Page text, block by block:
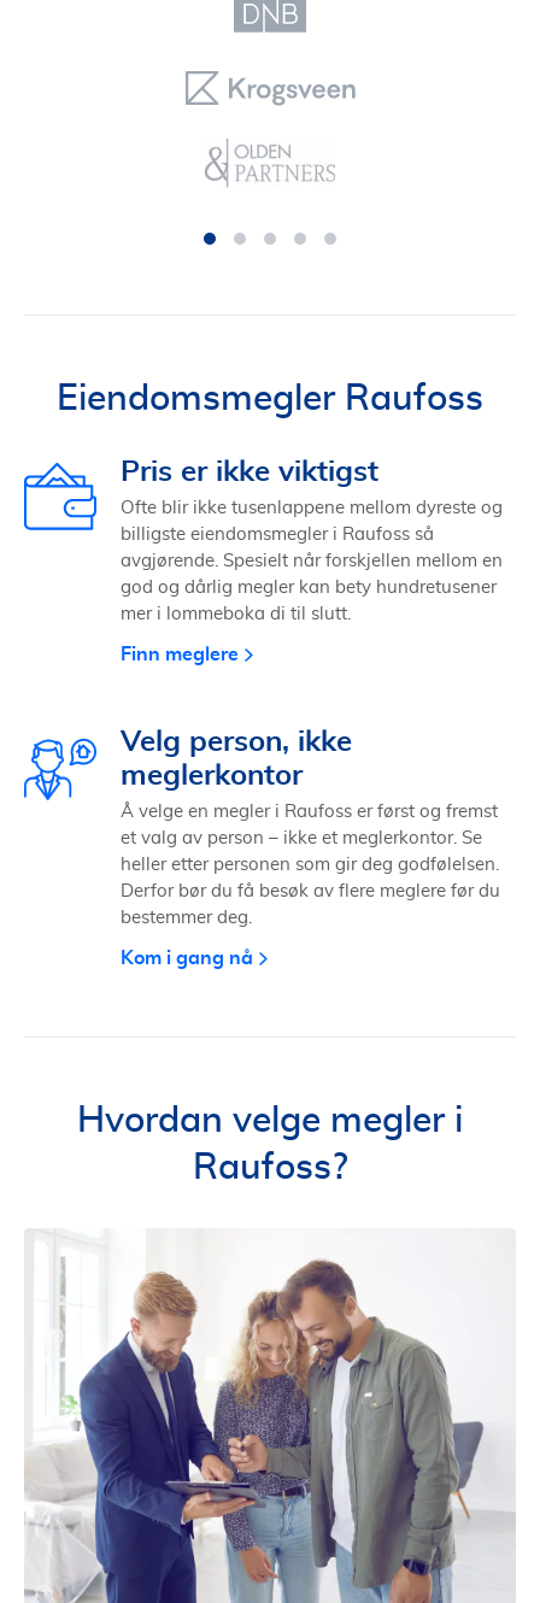
Eiendomsmegler Raufoss
Pris er ikke viktigst
Ofte blir ikke tusenlappene mellom dyreste og
billigste eiendomsmegler i Raufoss så
avgjørende. Spesielt når forskjellen mellom en
god og dårlig megler kan bety hundretusener
mer i lommeboka di til slutt.
Finn meglere
Velg person, ikke
meglerkontor
Å velge en megler i Raufoss er først og fremst
et valg av person – ikke et meglerkontor. Se
heller etter personen som gir deg godfølelsen.
Derfor bør du få besøk av flere meglere før du
bestemmer deg.
Kom i gang nå
Hvordan velge megler i
Raufoss?